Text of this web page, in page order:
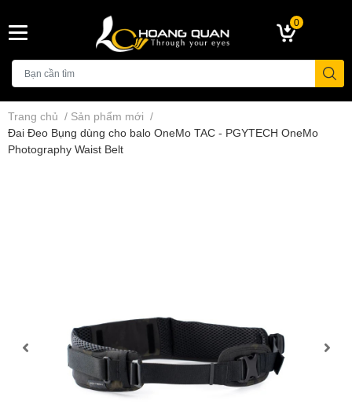
0
Trang chủ / Sản phẩm mới /
Đai Đeo Bụng dùng cho balo OneMo TAC - PGYTECH OneMo
Photography Waist Belt